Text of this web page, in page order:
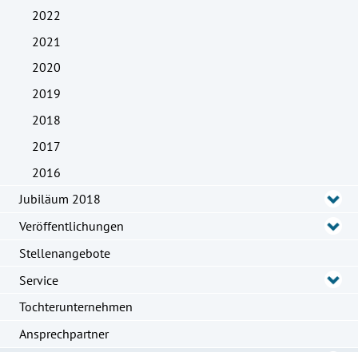
2022
2021
2020
2019
2018
2017
2016
Jubiläum 2018
Veröffentlichungen
Stellenangebote
Service
Tochterunternehmen
Ansprechpartner